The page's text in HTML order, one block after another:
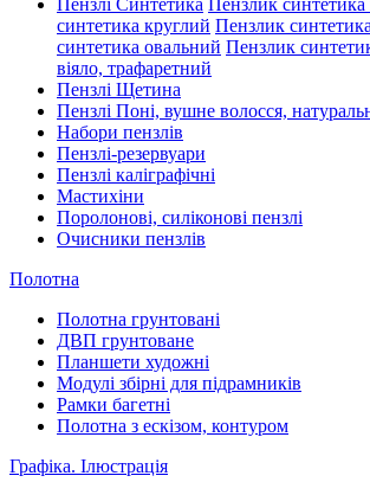
Пензлі Синтетика Пензлик
синтетика круглий Пензлик
синтетика овальний Пензлик
віяло, трафаретний
Пензлі Щетина
Пензлі Поні, вушне волосся,
Набори пензлів
Пензлі-резервуари
Пензлі каліграфічні
Мастихіни
Поролонові, силіконові пензлі
Очисники пензлів
Полотна
Полотна грунтовані
ДВП грунтоване
Планшети художні
Модулі збірні для підрамників
Рамки багетні
Полотна з ескізом, контуром
Графіка. Ілюстрація